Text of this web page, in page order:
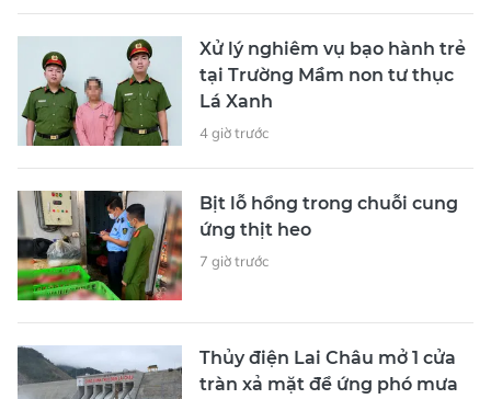
Xử lý nghiêm vụ bạo hành trẻ
tại Trường Mầm non tư thục
Lá Xanh
4 giờ trước
Bịt lỗ hổng trong chuỗi cung
ứng thịt heo
7 giờ trước
Thủy điện Lai Châu mở 1 cửa
tràn xả mặt để ứng phó mưa